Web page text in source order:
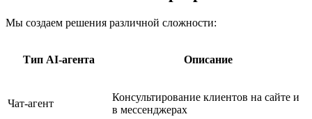
Мы создаем решения различной сложности:
Тип AI-агента Описание
Чат-агент
Консультирование клиентов на сайте и
в мессенджерах